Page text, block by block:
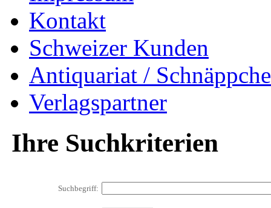
Kontakt
Schweizer Kunden
Antiquariat /
Verlagspartner
Ihre Suchkriterien
Suchbegriff: